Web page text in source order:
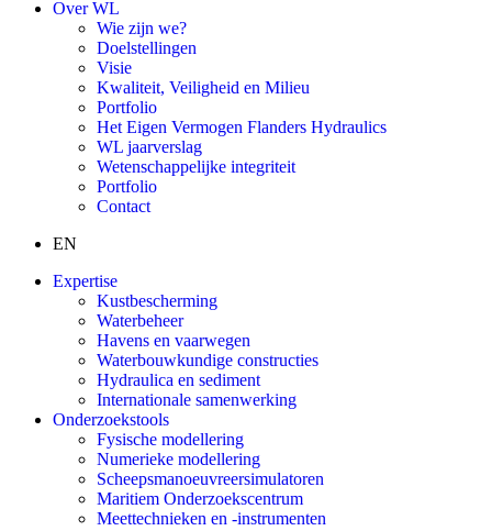
Over WL
Wie zijn we?
Doelstellingen
Visie
Kwaliteit, Veiligheid en Milieu
Portfolio
Het Eigen Vermogen Flanders Hydraulics
WL jaarverslag
Wetenschappelijke integriteit
Portfolio
Contact
EN
Expertise
Kustbescherming
Waterbeheer
Havens en vaarwegen
Waterbouwkundige constructies
Hydraulica en sediment
Internationale samenwerking
Onderzoekstools
Fysische modellering
Numerieke modellering
Scheepsmanoeuvreersimulatoren
Maritiem Onderzoekscentrum
Meettechnieken en -instrumenten